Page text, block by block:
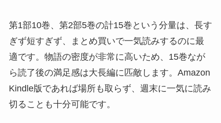
第1部10巻、第2部5巻の計15巻という分量は、長す
ぎず短すぎず、まとめ買いで一気読みするのに最
適です。物語の密度が非常に高いため、15巻なが
ら読了後の満足感は大長編に匹敵します。Amazon
Kindle版であれば場所も取らず、週末に一気に読み
切ることも十分可能です。